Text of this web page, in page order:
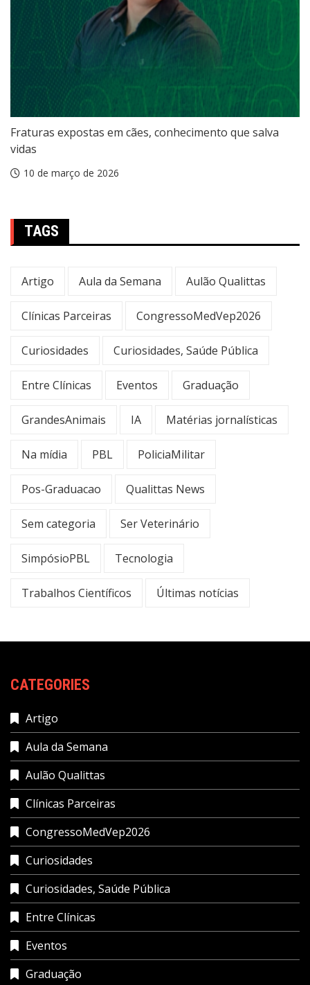
Fraturas expostas em cães, conhecimento que salva
vidas
10 de março de 2026
TAGS
Artigo Aula da Semana Aulão Qualittas
Clínicas Parceiras CongressoMedVep2026
Curiosidades Curiosidades, Saúde Pública
Entre Clínicas Eventos Graduação
GrandesAnimais IA Matérias jornalísticas
Na mídia PBL PoliciaMilitar
Pos-Graduacao Qualittas News
Sem categoria Ser Veterinário
SimpósioPBL Tecnologia
Trabalhos Científicos Últimas notícias
CATEGORIES
Artigo
Aula da Semana
Aulão Qualittas
Clínicas Parceiras
CongressoMedVep2026
Curiosidades
Curiosidades, Saúde Pública
Entre Clínicas
Eventos
Graduação